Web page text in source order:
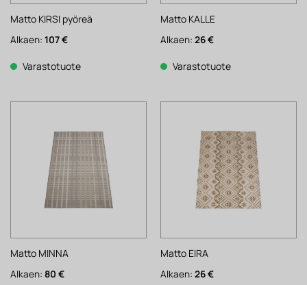
Matto KIRSI pyöreä
Alkaen: 107€
Varastotuote
Matto KALLE
Alkaen: 26€
Varastotuote
Matto MINNA
Alkaen: 80 €
Matto EIRA
Alkaen: 26€